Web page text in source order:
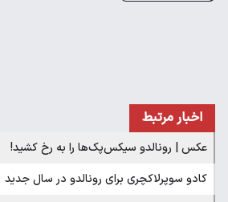
اخبار مرتبط
عکس | رونالدو سیکس‌پک‌ها را به رخ کشید!
کادو سوپرلاکچری برای رونالدو در سال جدید